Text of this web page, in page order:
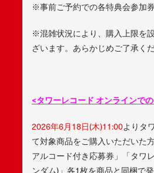
※事前ご予約での各特典会参加
※混雑状況により、購入上限を
ざいます。あらかじめご了承くだ
<タワーレコード オンラインで
2026年6月18日(木)11:00よりタ
て対象商品をご購入いただいた
アルコード付き応募券」「タワ
ンダム)」各1枚を商品と同梱で